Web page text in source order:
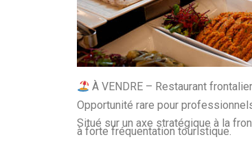
À VENDRE – Restaurant
Opportunité rare pour
Situé sur un axe stratégique à la
à forte fréquentation touristique.